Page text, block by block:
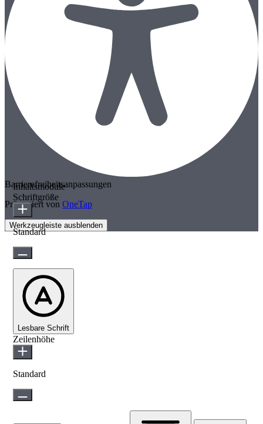
Barrierefreiheitsanpassungen
Präsentiert von OneTap
Werkzeugleiste ausblenden
Inhaltsmodule
Schriftgröße
Standard
Lesbare Schrift
Zeilenhöhe
Standard